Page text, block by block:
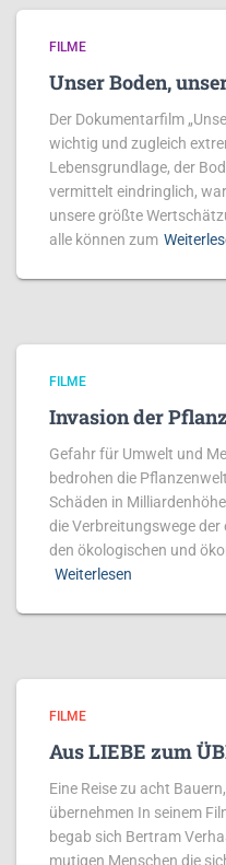
FILME
Unser Boden,
Der Dokumentarfilm
wichtig und zugleich
Lebensgrundlage, der
vermittelt eindringlich,
unsere größte
alle können zum
FILME
Invasion der
Gefahr für Umwelt und
bedrohen die
Schäden in
die Verbreitungswege
den ökologischen und
Weiterlesen
FILME
Aus LIEBE zum
Eine Reise zu acht
übernehmen In seinem
begab sich Bertram
mutigen Menschen die